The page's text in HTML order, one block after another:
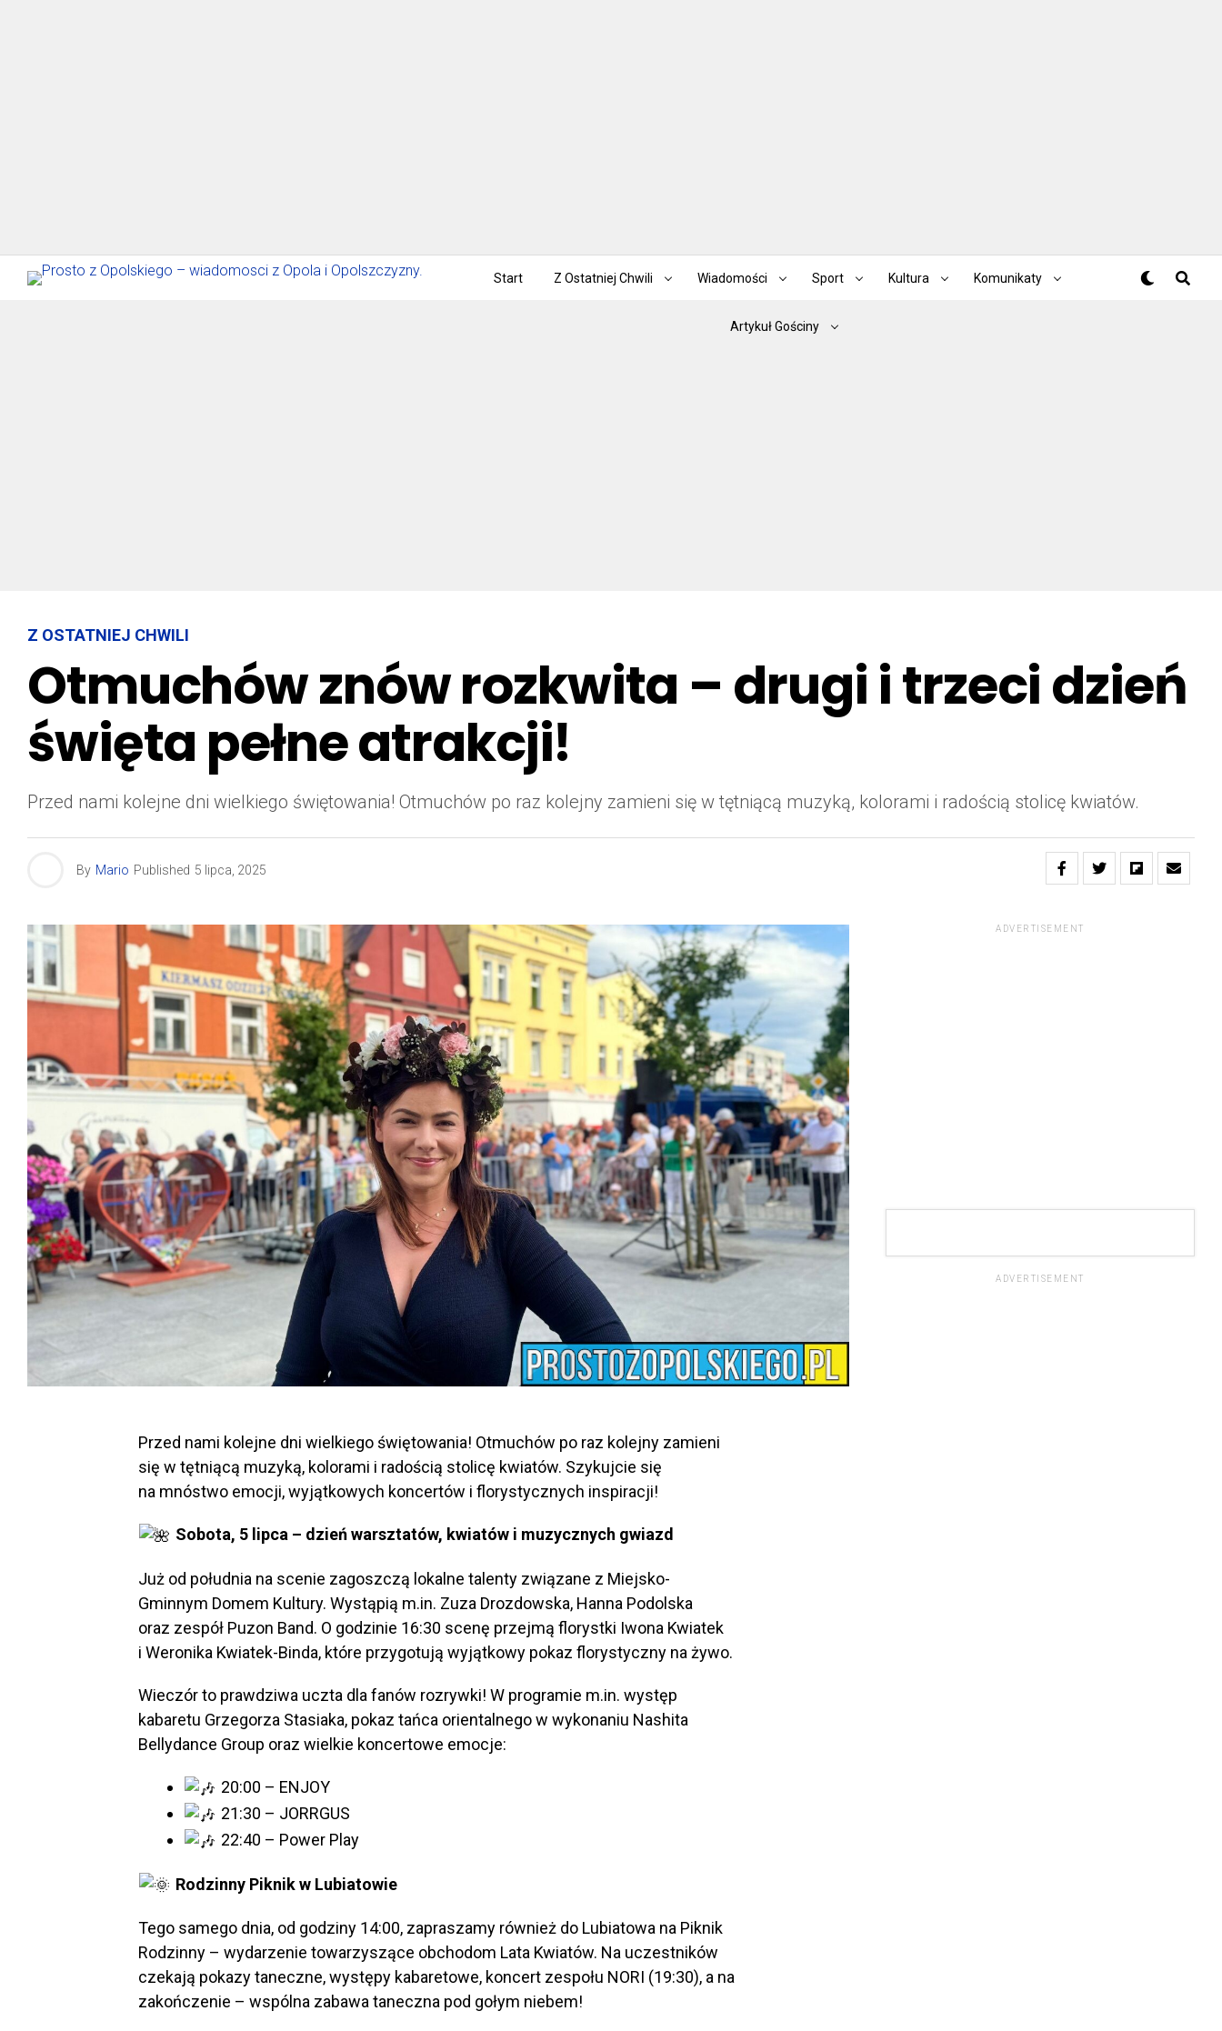
Start Z Ostatniej Chwili Wiadomości Sport Kultura Komunikaty
Artykuł Gościny
Z OSTATNIEJ CHWILI
Otmuchów znów rozkwita – drugi i trzeci dzień
święta pełne atrakcji!
Przed nami kolejne dni wielkiego świętowania! Otmuchów po raz kolejny zamieni się w tętniącą muzyką, kolorami i radością stolicę kwiatów.
By Mario Published 5 lipca, 2025
Przed nami kolejne dni wielkiego świętowania! Otmuchów po raz kolejny zamieni
się w tętniącą muzyką, kolorami i radością stolicę kwiatów. Szykujcie się
na mnóstwo emocji, wyjątkowych koncertów i florystycznych inspiracji!
Sobota, 5 lipca – dzień warsztatów, kwiatów i muzycznych gwiazd
Już od południa na scenie zagoszczą lokalne talenty związane z Miejsko-
Gminnym Domem Kultury. Wystąpią m.in. Zuza Drozdowska, Hanna Podolska
oraz zespół Puzon Band. O godzinie 16:30 scenę przejmą florystki Iwona Kwiatek
i Weronika Kwiatek-Binda, które przygotują wyjątkowy pokaz florystyczny na żywo.
Wieczór to prawdziwa uczta dla fanów rozrywki! W programie m.in. występ
kabaretu Grzegorza Stasiaka, pokaz tańca orientalnego w wykonaniu Nashita
Bellydance Group oraz wielkie koncertowe emocje:
20:00 – ENJOY
21:30 – JORRGUS
22:40 – Power Play
Rodzinny Piknik w Lubiatowie
Tego samego dnia, od godziny 14:00, zapraszamy również do Lubiatowa na Piknik
Rodzinny – wydarzenie towarzyszące obchodom Lata Kwiatów. Na uczestników
czekają pokazy taneczne, występy kabaretowe, koncert zespołu NORI (19:30), a na
zakończenie – wspólna zabawa taneczna pod gołym niebem!
ADVERTISEMENT
ADVERTISEMENT